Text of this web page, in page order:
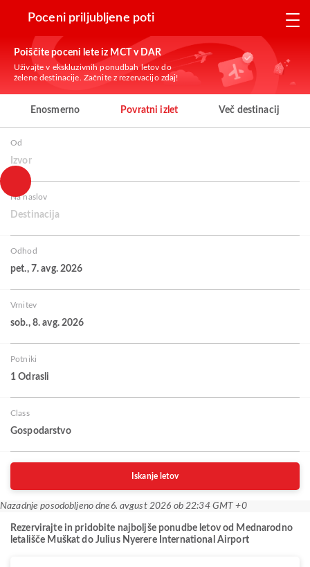
Poceni priljubljene poti
Poiščite poceni lete iz MCT v DAR
Uživajte v ekskluzivnih ponudbah letov do
želene destinacije. Začnite z rezervacijo zdaj!
Enosmerno Povratni izlet Več destinacij
Od
Izvor
Na naslov
Destinacija
Odhod
pet., 7. avg. 2026
Vrnitev
sob., 8. avg. 2026
Potniki
1 Odrasli
Class
Gospodarstvo
Iskanje letov
Nazadnje posodobljeno dne 6. avgust 2026 ob 22:34 GMT +0
Rezervirajte in pridobite najboljše ponudbe letov od Mednarodno
letališče Muškat do Julius Nyerere International Airport